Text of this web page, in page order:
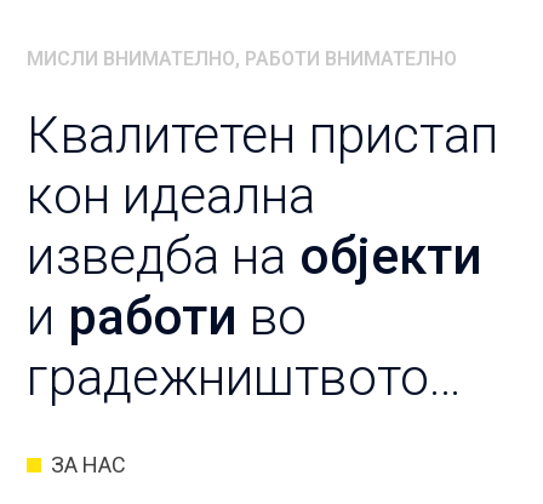
МИСЛИ ВНИМАТЕЛНО, РАБОТИ ВНИМАТЕЛНО
Квалитетен пристап
кон идеална
изведба на објекти
и работи во
градежништвото…
ЗА НАС